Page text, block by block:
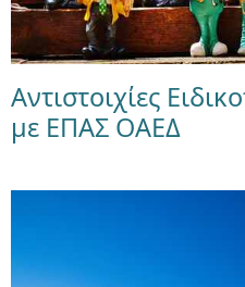
Αντιστοιχίες
με ΕΠΑΣ ΟΑΕΔ